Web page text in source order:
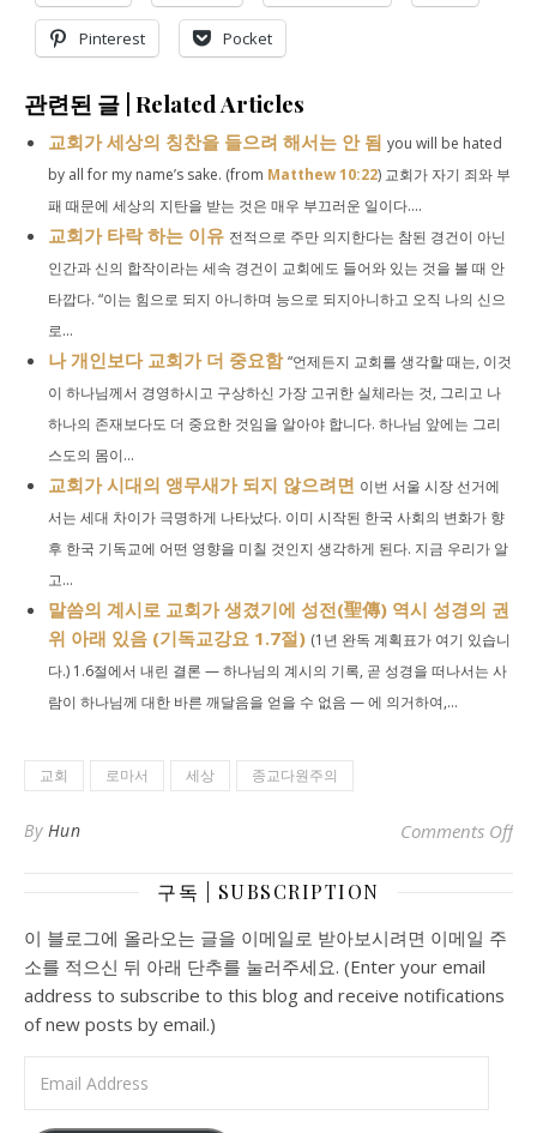
Pinterest Pocket
관련된 글 | Related Articles
교회가 세상의 칭찬을 들으려 해서는 안 됨 you will be hated
by all for my name’s sake. (from Matthew 10:22) 교회가 자기 죄와 부
패 때문에 세상의 지탄을 받는 것은 매우 부끄러운 일이다....
교회가 타락 하는 이유 전적으로 주만 의지한다는 참된 경건이 아닌
인간과 신의 합작이라는 세속 경건이 교회에도 들어와 있는 것을 볼 때 안
타깝다. “이는 힘으로 되지 아니하며 능으로 되지아니하고 오직 나의 신으
로...
나 개인보다 교회가 더 중요함 “언제든지 교회를 생각할 때는, 이것
이 하나님께서 경영하시고 구상하신 가장 고귀한 실체라는 것, 그리고 나
하나의 존재보다도 더 중요한 것임을 알아야 합니다. 하나님 앞에는 그리
스도의 몸이...
교회가 시대의 앵무새가 되지 않으려면 이번 서울 시장 선거에
서는 세대 차이가 극명하게 나타났다. 이미 시작된 한국 사회의 변화가 향
후 한국 기독교에 어떤 영향을 미칠 것인지 생각하게 된다. 지금 우리가 알
고...
말씀의 계시로 교회가 생겼기에 성전(聖傳) 역시 성경의 권
위 아래 있음 (기독교강요 1.7절) (1년 완독 계획표가 여기 있습니
다.) 1.6절에서 내린 결론 — 하나님의 계시의 기록, 곧 성경을 떠나서는 사
람이 하나님께 대한 바른 깨달음을 얻을 수 없음 — 에 의거하여,...
교회 로마서 세상 종교다원주의
By Hun Comments Offon
구독 | SUBSCRIPTION
이 블로그에 올라오는 글을 이메일로 받아보시려면 이메일 주
소를 적으신 뒤 아래 단추를 눌러주세요. (Enter your email
address to subscribe to this blog and receive notifications
of new posts by email.)